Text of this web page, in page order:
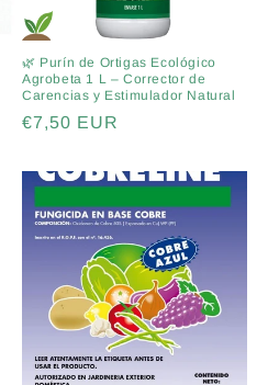
🌿 Purín de Ortigas Ecológico
Agrobeta 1 L – Corrector de
Carencias y Estimulador Natural
Precio
€7,50 EUR